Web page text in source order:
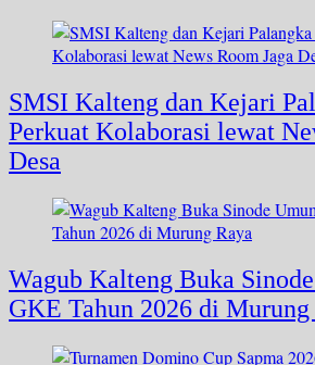
SMSI Kalteng dan Kejari
Perkuat Kolaborasi lewat
Desa
Wagub Kalteng Buka
GKE Tahun 2026 di Murung